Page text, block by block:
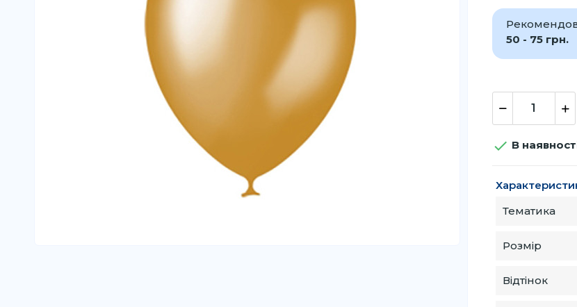
50 - 75 грн.
 В
Тематика
Розмір
Відтінок